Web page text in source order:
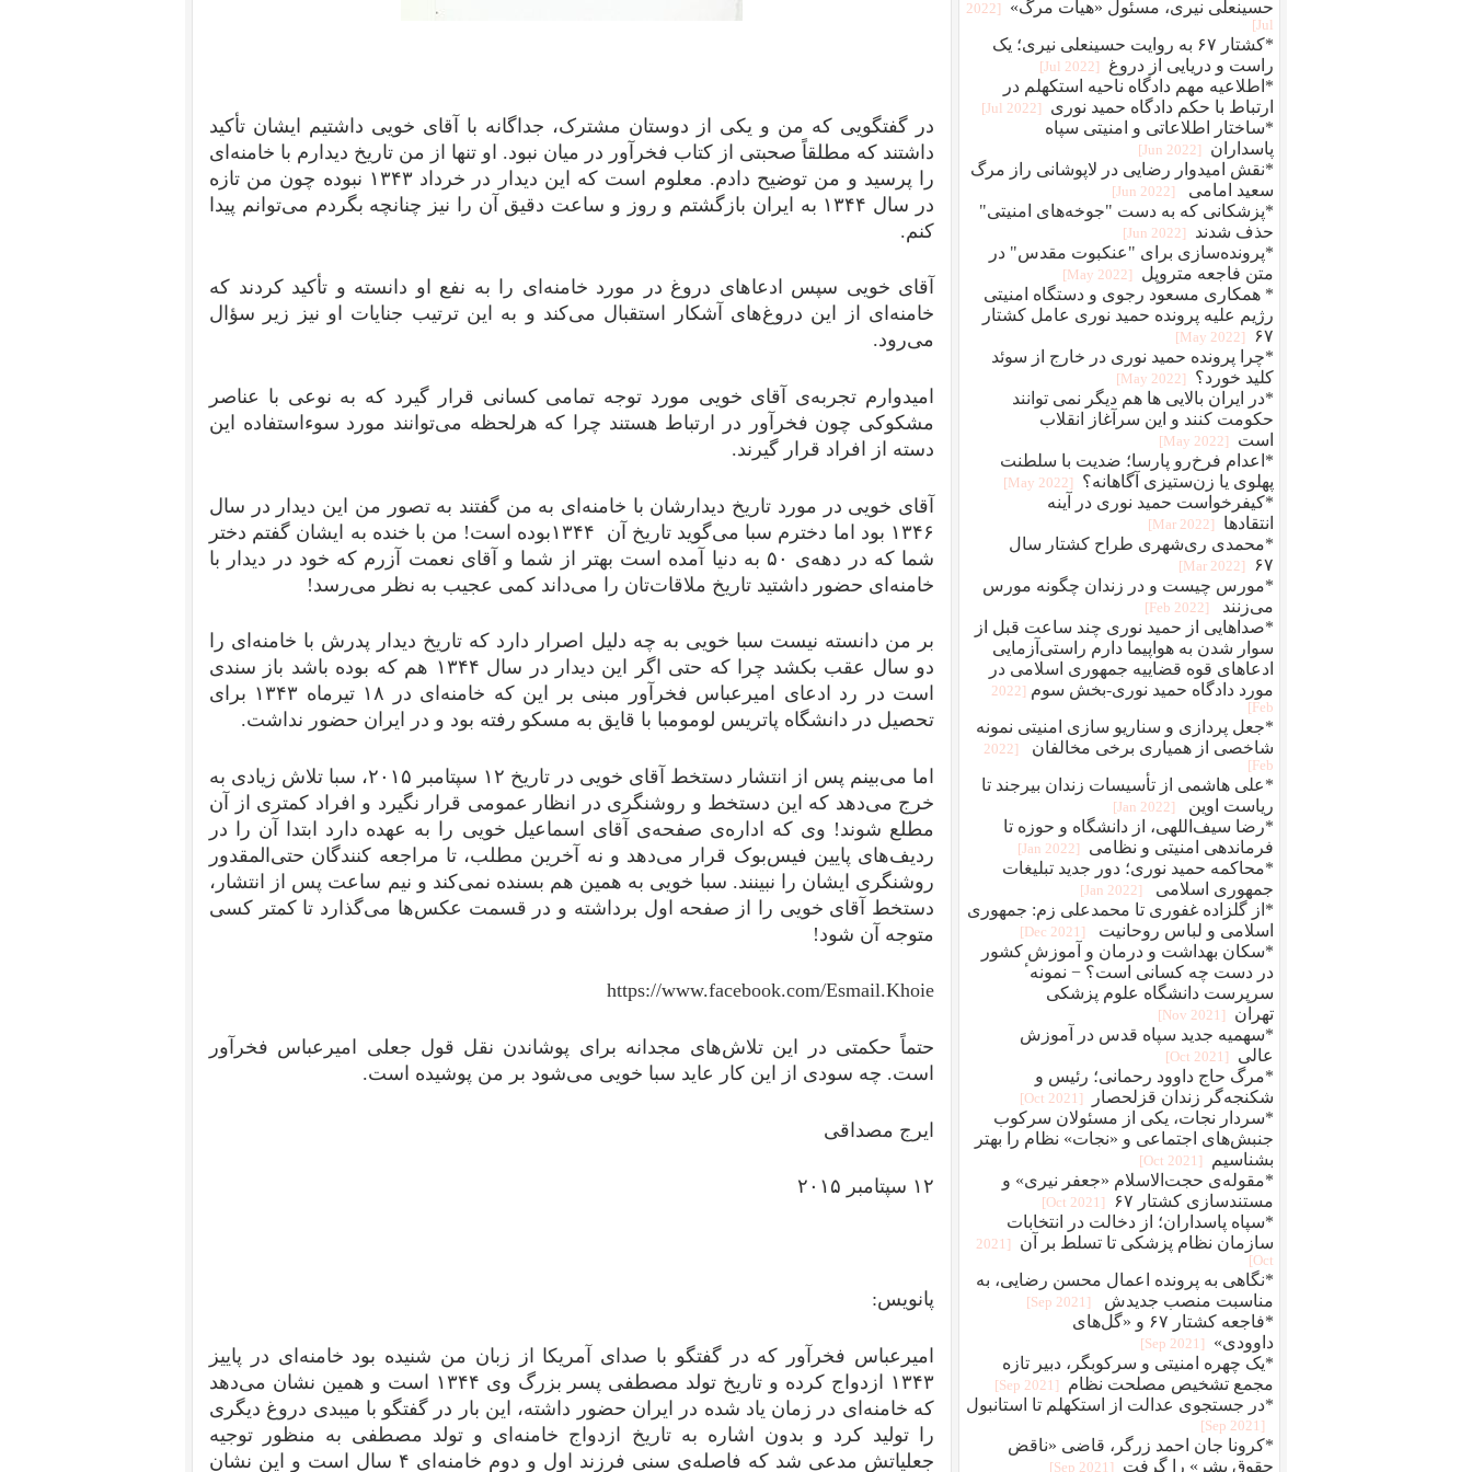
در گفتگویی که من و یکی از دوستان مشترک، جداگانه با آقای خویی داشتیم ایشان تأکید
داشتند که مطلقاً صحبتی از کتاب فخرآور در میان نبود. او تنها از من تاریخ دیدارم با خامنه‌ای
را پرسید و من توضیح دادم. معلوم است که این دیدار در خرداد ۱۳۴۳ نبوده چون من تازه
در سال ۱۳۴۴ به ایران بازگشتم و روز و ساعت دقیق آن را نیز چنانچه بگردم می‌توانم پیدا
کنم.
آقای خویی سپس ادعاهای دروغ در مورد خامنه‌ای را به نفع او دانسته و تأکید کردند که
خامنه‌ای از این دروغ‌های آشکار استقبال می‌کند و به این ترتیب جنایات او نیز زیر سؤال
می‌رود.
امیدوارم تجربه‌‌ی آقای خویی مورد توجه تمامی کسانی قرار گیرد که به نوعی با عناصر
مشکوکی چون فخرآور در ارتباط هستند چرا که هرلحظه می‌توانند مورد سوءاستفاده این
دسته از افراد قرار گیرند.
آقای خویی در مورد تاریخ دیدارشان با خامنه‌ای به من گفتند به تصور من این دیدار در سال
۱۳۴۶ بود اما دخترم سبا می‌گوید تاریخ آن ۱۳۴۴بوده است! من با خنده به ایشان گفتم دختر
شما که در دهه‌ی ۵۰ به دنیا آمده‌ است بهتر از شما و آقای نعمت آزرم که خود در دیدار با
خامنه‌ای حضور داشتید تاریخ ملاقات‌تان را می‌داند کمی عجیب به نظر می‌رسد!
بر من دانسته نیست سبا خویی به چه دلیل اصرار دارد که تاریخ دیدار پدرش با خامنه‌ای را
دو سال عقب بکشد چرا که حتی اگر این دیدار در سال ۱۳۴۴ هم که بوده باشد باز سندی
است در رد ادعای امیرعباس فخرآور مبنی بر این که خامنه‌ای در ۱۸ تیرماه ۱۳۴۳ برای
تحصیل در دانشگاه پاتریس لومومبا با قایق به مسکو رفته بود و در ایران حضور نداشت.
اما می‌بینم پس از انتشار دستخط آقای خویی در تاریخ ۱۲ سپتامبر ۲۰۱۵، سبا تلاش زیادی به
خرج می‌دهد که این دستخط و روشنگری در انظار عمومی قرار نگیرد و افراد کمتری از آن
مطلع شوند! وی که اداره‌ی صفحه‌ی آقای اسماعیل خویی را به عهده دارد ابتدا آن را در
ردیف‌های پایین فیس‌بوک قرار می‌دهد و نه آخرین مطلب، تا مراجعه کنندگان حتی‌المقدور
روشنگری ایشان را نبینند. سبا خویی به همین هم بسنده نمی‌کند و نیم ساعت پس از انتشار،
دستخط آقای خویی را از صفحه اول برداشته و در قسمت عکس‌ها می‌گذارد تا کمتر کسی
متوجه آن شود!
https://www.facebook.com/Esmail.Khoie
حتماً حکمتی در این تلاش‌های مجدانه برای پوشاندن نقل قول جعلی امیرعباس فخرآور
است. چه سودی از این کار عاید سبا خویی می‌شود بر من پوشیده است.
ایرج مصداقی
۱۲ سپتامبر ۲۰۱۵
پانویس:
امیرعباس فخرآور که در گفتگو با صدای آمریکا از زبان من شنیده بود خامنه‌ای در پاییز
۱۳۴۳ ازدواج کرده و تاریخ تولد مصطفی پسر بزرگ وی ۱۳۴۴ است و همین نشان می‌دهد
که خامنه‌ای در زمان یاد شده در ایران حضور داشته، این بار در گفتگو با میبدی دروغ‌ دیگری
را تولید کرد و بدون اشاره به تاریخ ازدواج خامنه‌ای و تولد مصطفی به منظور توجیه
جعلیاتش مدعی شد که فاصله‌ی سنی فرزند اول و دوم خامنه‌‌ای ۴ سال است و این نشان
حسینعلی نیری، مسئول «هیات مرگ»
[2022
Jul]
*کشتار ۶۷ به روایت حسینعلی نیری؛ یک
راست و دریایی از دروغ
[2022 Jul]
*اطلاعیه مهم دادگاه ناحیه استکهلم در
ارتباط با حکم دادگاه حمید نوری
[2022 Jul]
*ساختار اطلاعاتی و امنیتی سپاه
پاسداران
[2022 Jun]
*نقش امیدوار رضایی در لاپوشانی راز مرگ
سعید امامی
[2022 Jun]
*پزشکانی که به دست "جوخه‌های امنیتی"
حذف شدند
[2022 Jun]
*پرونده‌سازی برای "عنکبوت مقدس" در
متن فاجعه متروپل
[2022 May]
* همکاری مسعود رجوی و دستگاه امنیتی
رژیم علیه پرونده حمید نوری عامل کشتار
۶۷
[2022 May]
*چرا پرونده حمید نوری در خارج از سوئد
کلید خورد؟
[2022 May]
*در ایران بالایی ها هم دیگر نمی توانند
حکومت کنند و این سرآغاز انقلاب
است
[2022 May]
*اعدام فرخ‌رو پارسا؛ ضديت با سلطنت
پهلوی يا زن‌ستيزی آگاهانه؟
[2022 May]
*کیفرخواست حمید نوری در آینه
انتقادها
[2022 Mar]
*محمدی‌ ری‌شهری طراح کشتار سال
۶۷
[2022 Mar]
*مورس چیست و در زندان چگونه مورس
می‌زنند
[2022 Feb]
*صداهایی از حمید نوری چند ساعت قبل از
سوار شدن به هواپیما دارم راستی‌آزمایی
ادعاهای قوه قضاییه جمهوری اسلامی در
مورد دادگاه حمید نوری-بخش سوم
[2022
Feb]
*جعل پردازی و سناريو سازی امنيتی نمونه
شاخصی از همياری برخی مخالفان
[2022
Feb]
*علی هاشمی از تأسیسات زندان بیرجند تا
ریاست اوین
[2022 Jan]
*رضا سیف‌اللهی، از دانشگاه و حوزه تا
فرماندهی امنیتی و نظامی
[2022 Jan]
*محاکمه حميد نوری؛ دور جديد تبلیغات
جمهوری اسلامی
[2022 Jan]
*از گلزاده غفوری تا محمدعلی زم: جمهوری
اسلامی و لباس روحانیت
[2021 Dec]
*سکان بهداشت و درمان و آموزش کشور
در دست چه کسانی است؟ − نمونهٴ
سرپرست دانشگاه علوم پزشکی
تهران
[2021 Nov]
*سهمیه جدید سپاه قدس در آموزش
عالی
[2021 Oct]
*مرگ حاج داوود رحمانی؛ رئیس و
شکنجه‌گر زندان قزلحصار
[2021 Oct]
*سردار نجات، یکی از مسئولان سرکوب
جنبش‌های اجتماعی و «نجات» نظام را بهتر
بشناسیم
[2021 Oct]
*مقوله‌ی حجت‌الاسلام «جعفر نیری» و
مستند‌سازی کشتار ۶۷
[2021 Oct]
*سپاه پاسداران؛ از دخالت در انتخابات
سازمان نظام پزشکی تا تسلط بر آن
[2021
Oct]
*نگاهی به پرونده اعمال محسن رضایی، به
مناسبت منصب جدیدش
[2021 Sep]
*فاجعه کشتار ۶۷ و «گل‌های
داوودی»
[2021 Sep]
*یک چهره‌‌ امنیتی و سرکوبگر، دبیر تازه
مجمع تشخیص مصلحت نظام
[2021 Sep]
*در جستجوی عدالت از استکهلم تا استانبول
[2021 Sep]
*کرونا جان احمد زرگر، قاضی «ناقض
حقوق بشر» را گرفت
[2021 Sep]